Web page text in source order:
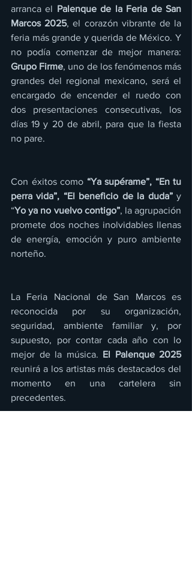
arranca el Palenque de la Feria de San
Marcos 2025, el corazón vibrante de la
feria más grande y querida de México. Y
Grupo Firme, uno de los fenómenos más
grandes del regional mexicano, será el
encargado de encender el ruedo con
dos presentaciones consecutivas, los
días 19 y 20 de abril, para que la fiesta
no pare.
Con éxitos como “Ya supérame”, “En tu
perra vida”, “El beneficio de la duda” y
“Yo ya no vuelvo contigo”, la agrupación
promete dos noches inolvidables llenas
de energía, emoción y puro ambiente
norteño.
La Feria Nacional de San Marcos es
reconocida por su organización,
seguridad, ambiente familiar y, por
supuesto, por contar cada año con lo
mejor de la música. El Palenque 2025
reunirá a los artistas más destacados del
momento en una cartelera sin
precedentes.